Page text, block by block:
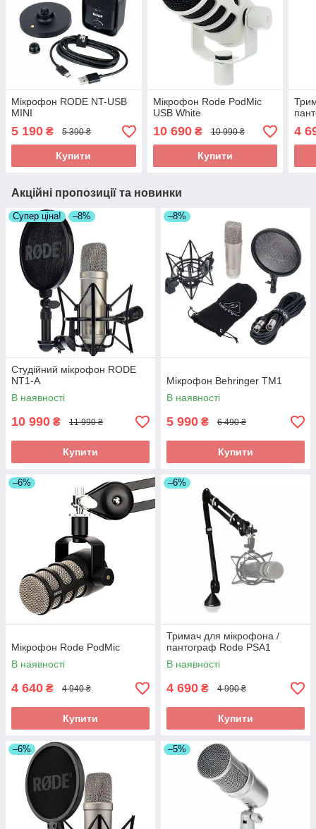
Мікрофон RODE NT-USB
MINI
5 190 ₴ 5 390 ₴
Купити
Мікрофон Rode PodMic
USB White
10 690₴ 10 990 ₴
Купити
4
Акційні пропозиції та новинки
Супер ціна! –8%
Студійний мікрофон RODE
NT1-A
В наявності
10 990 ₴ 11 990 ₴
Купити
–8%
Мікрофон Behringer TM1
В наявності
5 990 ₴ 6 490 ₴
Купити
–6%
Мікрофон Rode PodMic
В наявності
4 640 ₴ 4 940 ₴
Купити
–6%
Тримач для мікрофона /
пантограф Rode PSA1
В наявності
4 690 ₴ 4 990 ₴
Купити
–6% –5%